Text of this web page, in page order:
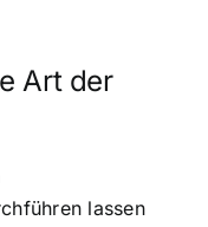
Art der
lassen